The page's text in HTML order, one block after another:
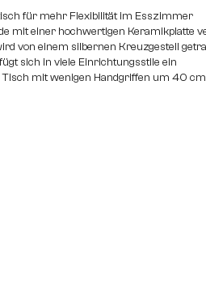
für mehr Flexibilität im Esszimmer
mit einer hochwertigen Keramikplatte
von einem silbernen Kreuzgestell
sich in viele Einrichtungsstile ein
Tisch mit wenigen Handgriffen um 40 cm